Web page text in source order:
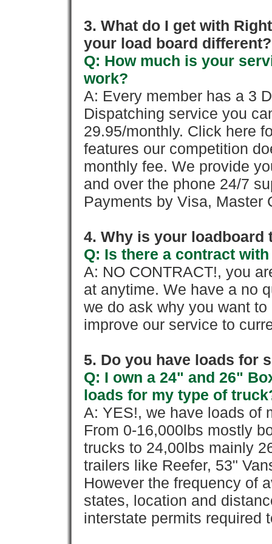
3. What do I get with
your load board different?
Q: How much is your
work?
A: Every member has a 3
Dispatching service you
29.95/monthly. Click here
features our competition
monthly fee. We provide
and over the phone 24/7
Payments by Visa, Master
4. Why is your loadboard
Q: Is there a contract
A: NO CONTRACT!, you
at anytime. We have a no
we do ask why you want
improve our service to
5. Do you have loads for
Q: I own a 24" and 26"
loads for my type of
A: YES!, we have loads of
From 0-16,000lbs mostly
trucks to 24,00lbs mainly
trailers like Reefer, 53"
However the frequency of
states, location and
interstate permits required